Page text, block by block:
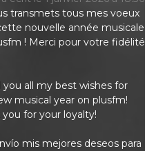
transmets tous mes voeux
nouvelle année musicale
! Merci pour votre fidélité
you all my best wishes for
musical year on plusfm!
you for your loyalty!
mis mejores deseos para